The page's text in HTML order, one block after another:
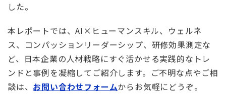
した。
本レポートでは、AI×ヒューマンスキル、ウェルネ
ス、コンパッションリーダーシップ、研修効果測定な
ど、日本企業の人材戦略にすぐ活かせる実践的なトレ
ンドと事例を凝縮してご紹介します。ご不明な点やご相
談は、 お問い合わせフォームからお気軽にどうぞ。